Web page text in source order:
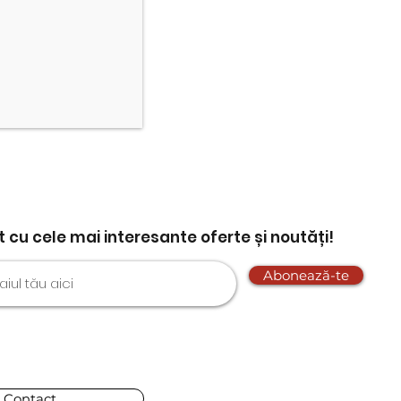
cu cele mai interesante oferte și noutăți!
Abonează-te